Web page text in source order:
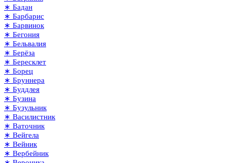
∗ Бадан
∗ Барбарис
∗ Барвинок
∗ Бегония
∗ Бельвалия
∗ Берёза
∗ Бересклет
∗ Борец
∗ Бруннера
∗ Буддлея
∗ Бузина
∗ Бузульник
∗ Василистник
∗ Ваточник
∗ Вейгела
∗ Вейник
∗ Вербейник